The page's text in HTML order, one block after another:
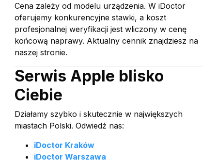
Cena zależy od modelu urządzenia. W iDoctor
oferujemy konkurencyjne stawki, a koszt
profesjonalnej weryfikacji jest wliczony w cenę
końcową naprawy. Aktualny cennik znajdziesz na
naszej stronie.
Serwis Apple blisko
Ciebie
Działamy szybko i skutecznie w największych
miastach Polski. Odwiedź nas:
iDoctor Kraków
iDoctor Warszawa